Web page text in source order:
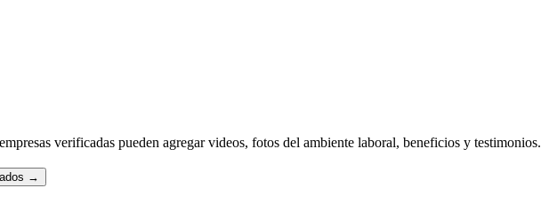
verificadas pueden agregar videos, fotos del ambiente laboral, beneficios y testimonios.
→